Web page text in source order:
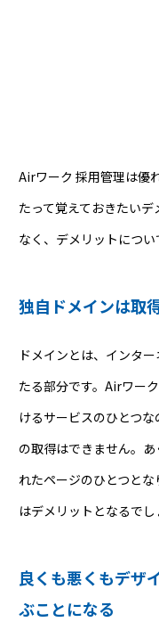
Airワーク 採用管理は優
たって覚えておきたい
なく、デメリットについ
独自ドメインは取
ドメインとは、インタ
たる部分です。Airワー
けるサービスのひとつ
の取得はできません。
れたページのひとつと
はデメリットとなるでし
良くも悪くもデザ
ぶことになる